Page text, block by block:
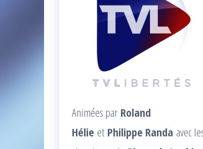
Animées par Roland
Hélie et Philippe Randa avec